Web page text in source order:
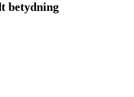
betydning